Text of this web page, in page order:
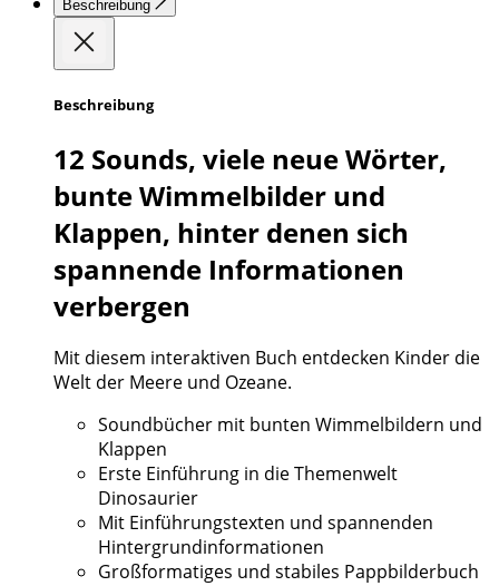
Beschreibung
Beschreibung
12 Sounds, viele neue Wörter,
bunte Wimmelbilder und
Klappen, hinter denen sich
spannende Informationen
verbergen
Mit diesem interaktiven Buch entdecken Kinder die
Welt der Meere und Ozeane.
Soundbücher mit bunten Wimmelbildern und
Klappen
Erste Einführung in die Themenwelt
Dinosaurier
Mit Einführungstexten und spannenden
Hintergrundinformationen
Großformatiges und stabiles Pappbilderbuch